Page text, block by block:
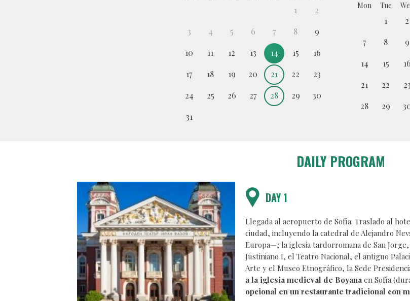
1
2
3
4 5 6 7 8
9
10
11 12 13 14 15
16
17
18 19 20 21 22
23
24
25 26 27 28 29
30
31
Mon Tue
1 2
7
8 9
14
15 16
21
22 23
28
29
DAILY PROGRAM
DAY 1
Llegada al aeropuerto de Sofía. Traslado al
ciudad, incluyendo la catedral de Alejandro
Europa—; la iglesia tardorromana de San
Justiniano I, el Teatro Nacional, el antiguo
Arte y el Museo Etnográfico, la Sede
a la iglesia medieval de Boyana en Sofía
opcional en un restaurante tradicional con